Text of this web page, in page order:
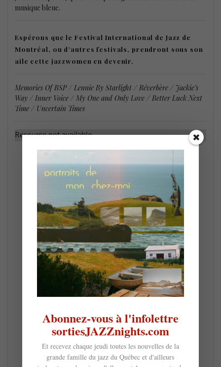
musique bleue.
Espérons que le Festival International de Jazz de
Montréal, ou d’autres festivals, prendront sous son
aile cette jazzwomen en devenir.
Memories Of BSP / Lennie By Starlight / Réverbère / Jackie’s
Way / Inner Voice / My One and Only Love / Better Luck Next
Time / Uncertain Times
Abonnez-vous à l'infolettre
sortiesJAZZnights.com
Et recevez chaque jeudi toutes les nouvelles de la
grande famille du jazz du Québec et d'ailleurs